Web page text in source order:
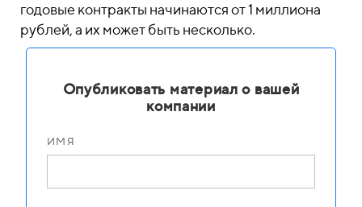
годовые контракты начинаются от 1 миллиона
рублей, а их может быть несколько.
Опубликовать материал о вашей
компании
ИМЯ